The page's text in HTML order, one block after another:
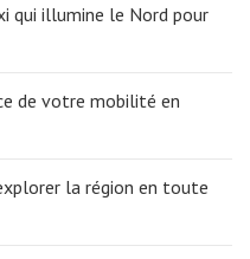
qui illumine le Nord pour
de votre mobilité en
la région en toute